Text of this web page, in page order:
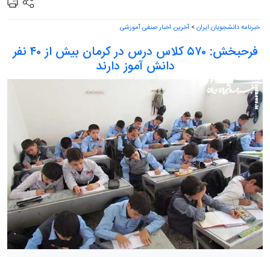
خبرنامه دانشجویان ایران> آخرین اخبار صنفی آموزشی
فرحبخش: ۵۷۰ کلاس درس در کرمان بیش از ۴۰ نفر
دانش آموز دارند